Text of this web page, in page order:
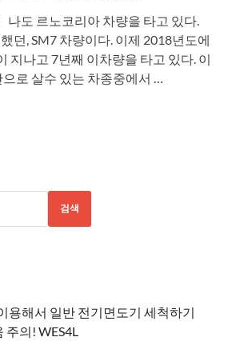
나도 르노코리아 차량을 타고 있다.
던, SM7 차량이다. 이제 2018년도에
지나고 7년째 이차량을 타고 있다. 이
로 살수 있는 차종중에서 …
검색
용해서 일반 전기면도기 세척하기
의! WES4L